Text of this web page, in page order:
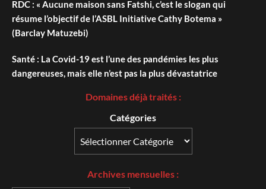
RDC : « Aucune maison sans Fatshi, c’est le slogan qui
résume l’objectif de l’ASBL Initiative Cathy Botema »
(Barclay Matuzebi)
Santé : La Covid-19 est l’une des pandémies les plus
dangereuses, mais elle n’est pas la plus dévastatrice
Domaines déjà traités :
Catégories
Archives mensuelles :